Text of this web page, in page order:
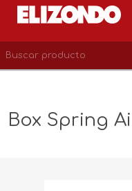
LISTA DE DESEOS
Box Spring